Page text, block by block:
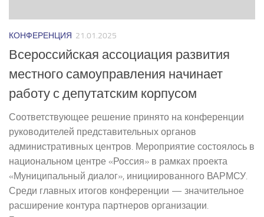
КОНФЕРЕНЦИЯ 21.01.2025
Всероссийская ассоциация развития
местного самоуправления начинает
работу с депутатским корпусом
Соответствующее решение принято на конференции
руководителей представительных органов
административных центров. Мероприятие состоялось в
национальном центре «Россия» в рамках проекта
«Муниципальный диалог», инициированного ВАРМСУ.
Среди главных итогов конференции — значительное
расширение контура партнеров организации.